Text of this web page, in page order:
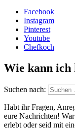
Facebook
Instagram
Pinterest
Youtube
Chefkoch
Wie kann ich
Suchen nach:
Habt ihr Fragen,
eure Nachrichten!
erlebt oder seid mit